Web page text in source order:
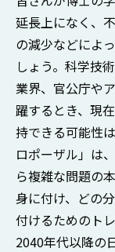
延長上になく、
の減少などによ
しょう。科学技
業界、官公庁や
躍するとき、現
持できる可能性
ロポーザル」は
ら複雑な問題の
身に付け、どの
付けるためのト
2040年代以降の